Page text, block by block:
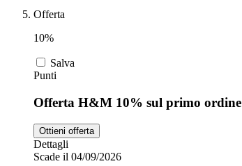
Offerta
10%
Salva
Punti
Offerta H&M 10% sul primo ordine
Ottieni offerta
Dettagli
Scade il 04/09/2026